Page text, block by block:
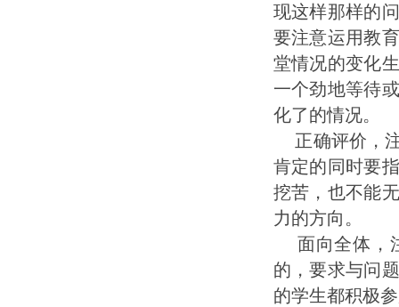
现这样那样的
要注意运用教
堂情况的变化
一个劲地等待
化了的情况。
正确评价 ，
肯定的同时要
挖苦，也不能
力的方向。
面向全体，
的，要求与问
的学生都积极